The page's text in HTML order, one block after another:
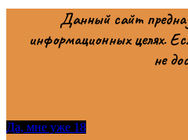
Данный сайт
информационных целях.
не
Да, мне уже 18